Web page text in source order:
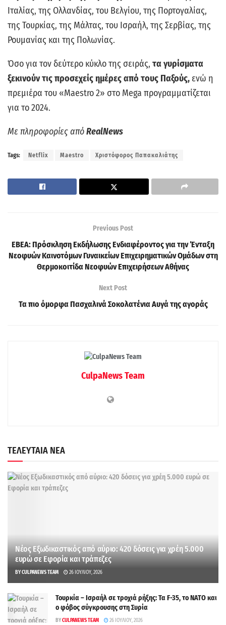
Ιταλίας, της Ολλανδίας, του Βελγίου, της Πορτογαλίας,
της Τουρκίας, της Μάλτας, του Ισραήλ, της Σερβίας, της
Ρουμανίας και της Πολωνίας.
Όσο για τον δεύτερο κύκλο της σειράς, τα γυρίσματα
ξεκινούν τις προσεχείς ημέρες από τους Παξούς, ενώ η
πρεμιέρα του «Maestro 2» στο Mega προγραμματίζεται
για το 2024.
Με πληροφορίες απόRealNews
Tags: Netflix Maestro Χριστόφορος Παπακαλιάτης
Previous Post
ΕΒΕΑ: Πρόσκληση Εκδήλωσης Ενδιαφέροντος για την Ένταξη
Νεοφυών Καινοτόμων Γυναικείων Επιχειρηματικών Ομάδων στη
Θερμοκοιτίδα Νεοφυών Επιχειρήσεων Αθήνας
Next Post
Τα πιο όμορφα Πασχαλινά Σοκολατένια Αυγά της αγοράς
CulpaNews Team
ΤΕΛΕΥΤΑΙΑ ΝΕΑ
Νέος Εξωδικαστικός από αύριο: 420 δόσεις για χρέη 5.000
ευρώ σε Εφορία και τράπεζες
BYCULPANEWS TEAM 26 ΙΟΥΛΊΟΥ, 2026
Τουρκία – Ισραήλ σε τροχιά ρήξης: Τα F-35, το ΝΑΤΟ και
ο φόβος σύγκρουσης στη Συρία
BYCULPANEWS TEAM 26 ΙΟΥΛΊΟΥ, 2026